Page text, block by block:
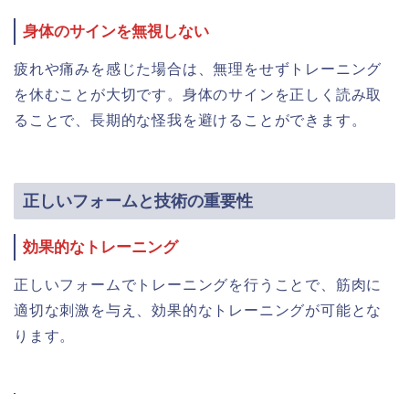
身体のサインを無視しない
疲れや痛みを感じた場合は、無理をせずトレーニング
を休むことが大切です。身体のサインを正しく読み取
ることで、長期的な怪我を避けることができます。
正しいフォームと技術の重要性
効果的なトレーニング
正しいフォームでトレーニングを行うことで、筋肉に
適切な刺激を与え、効果的なトレーニングが可能とな
ります。